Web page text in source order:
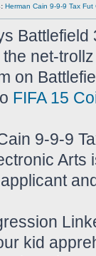
Herman Cain 9-9-9 Tax Fut
the net-
on
FIFA 15
9-9-9
Arts
kid